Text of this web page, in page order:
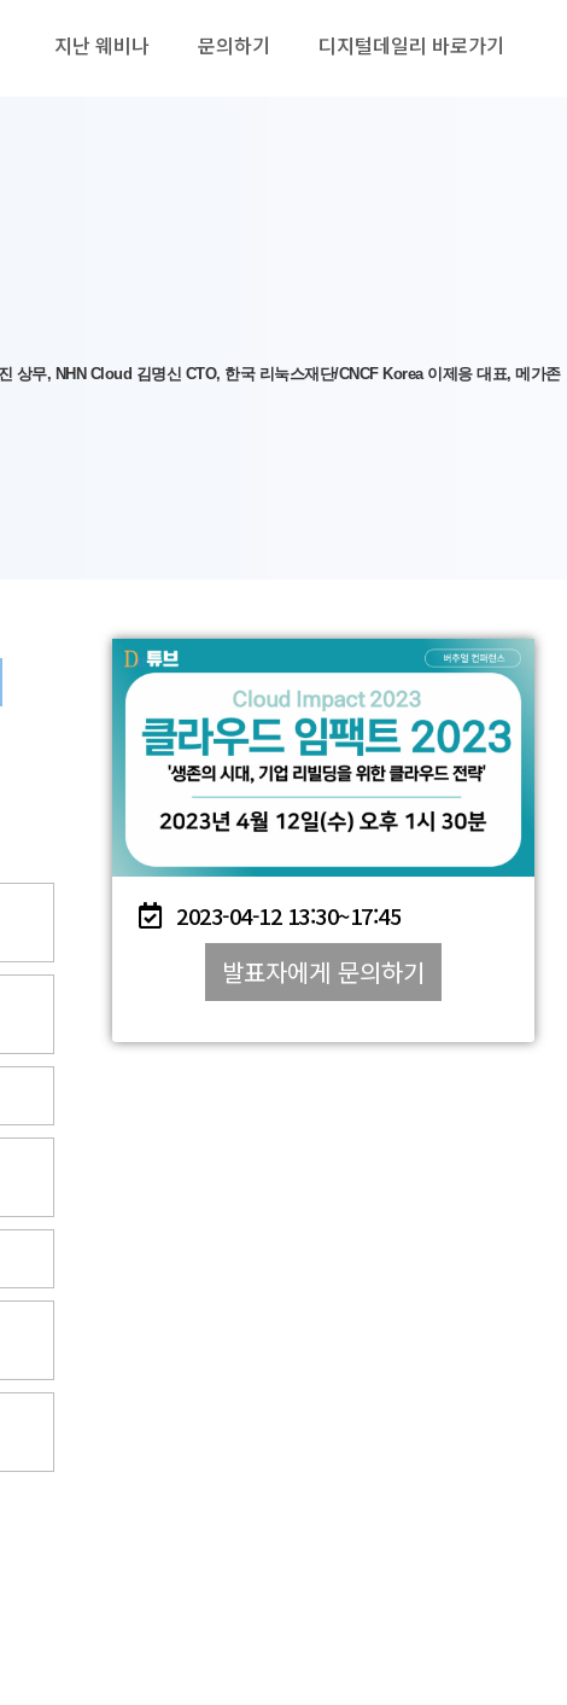
지난 웨비나 문의하기 디지털데일리 바로가기
무, NHN Cloud 김명신 CTO, 한국 리눅스재단/CNCF Korea 이제응 대표, 메가존
2023-04-12 13:30~17:45
발표자에게 문의하기